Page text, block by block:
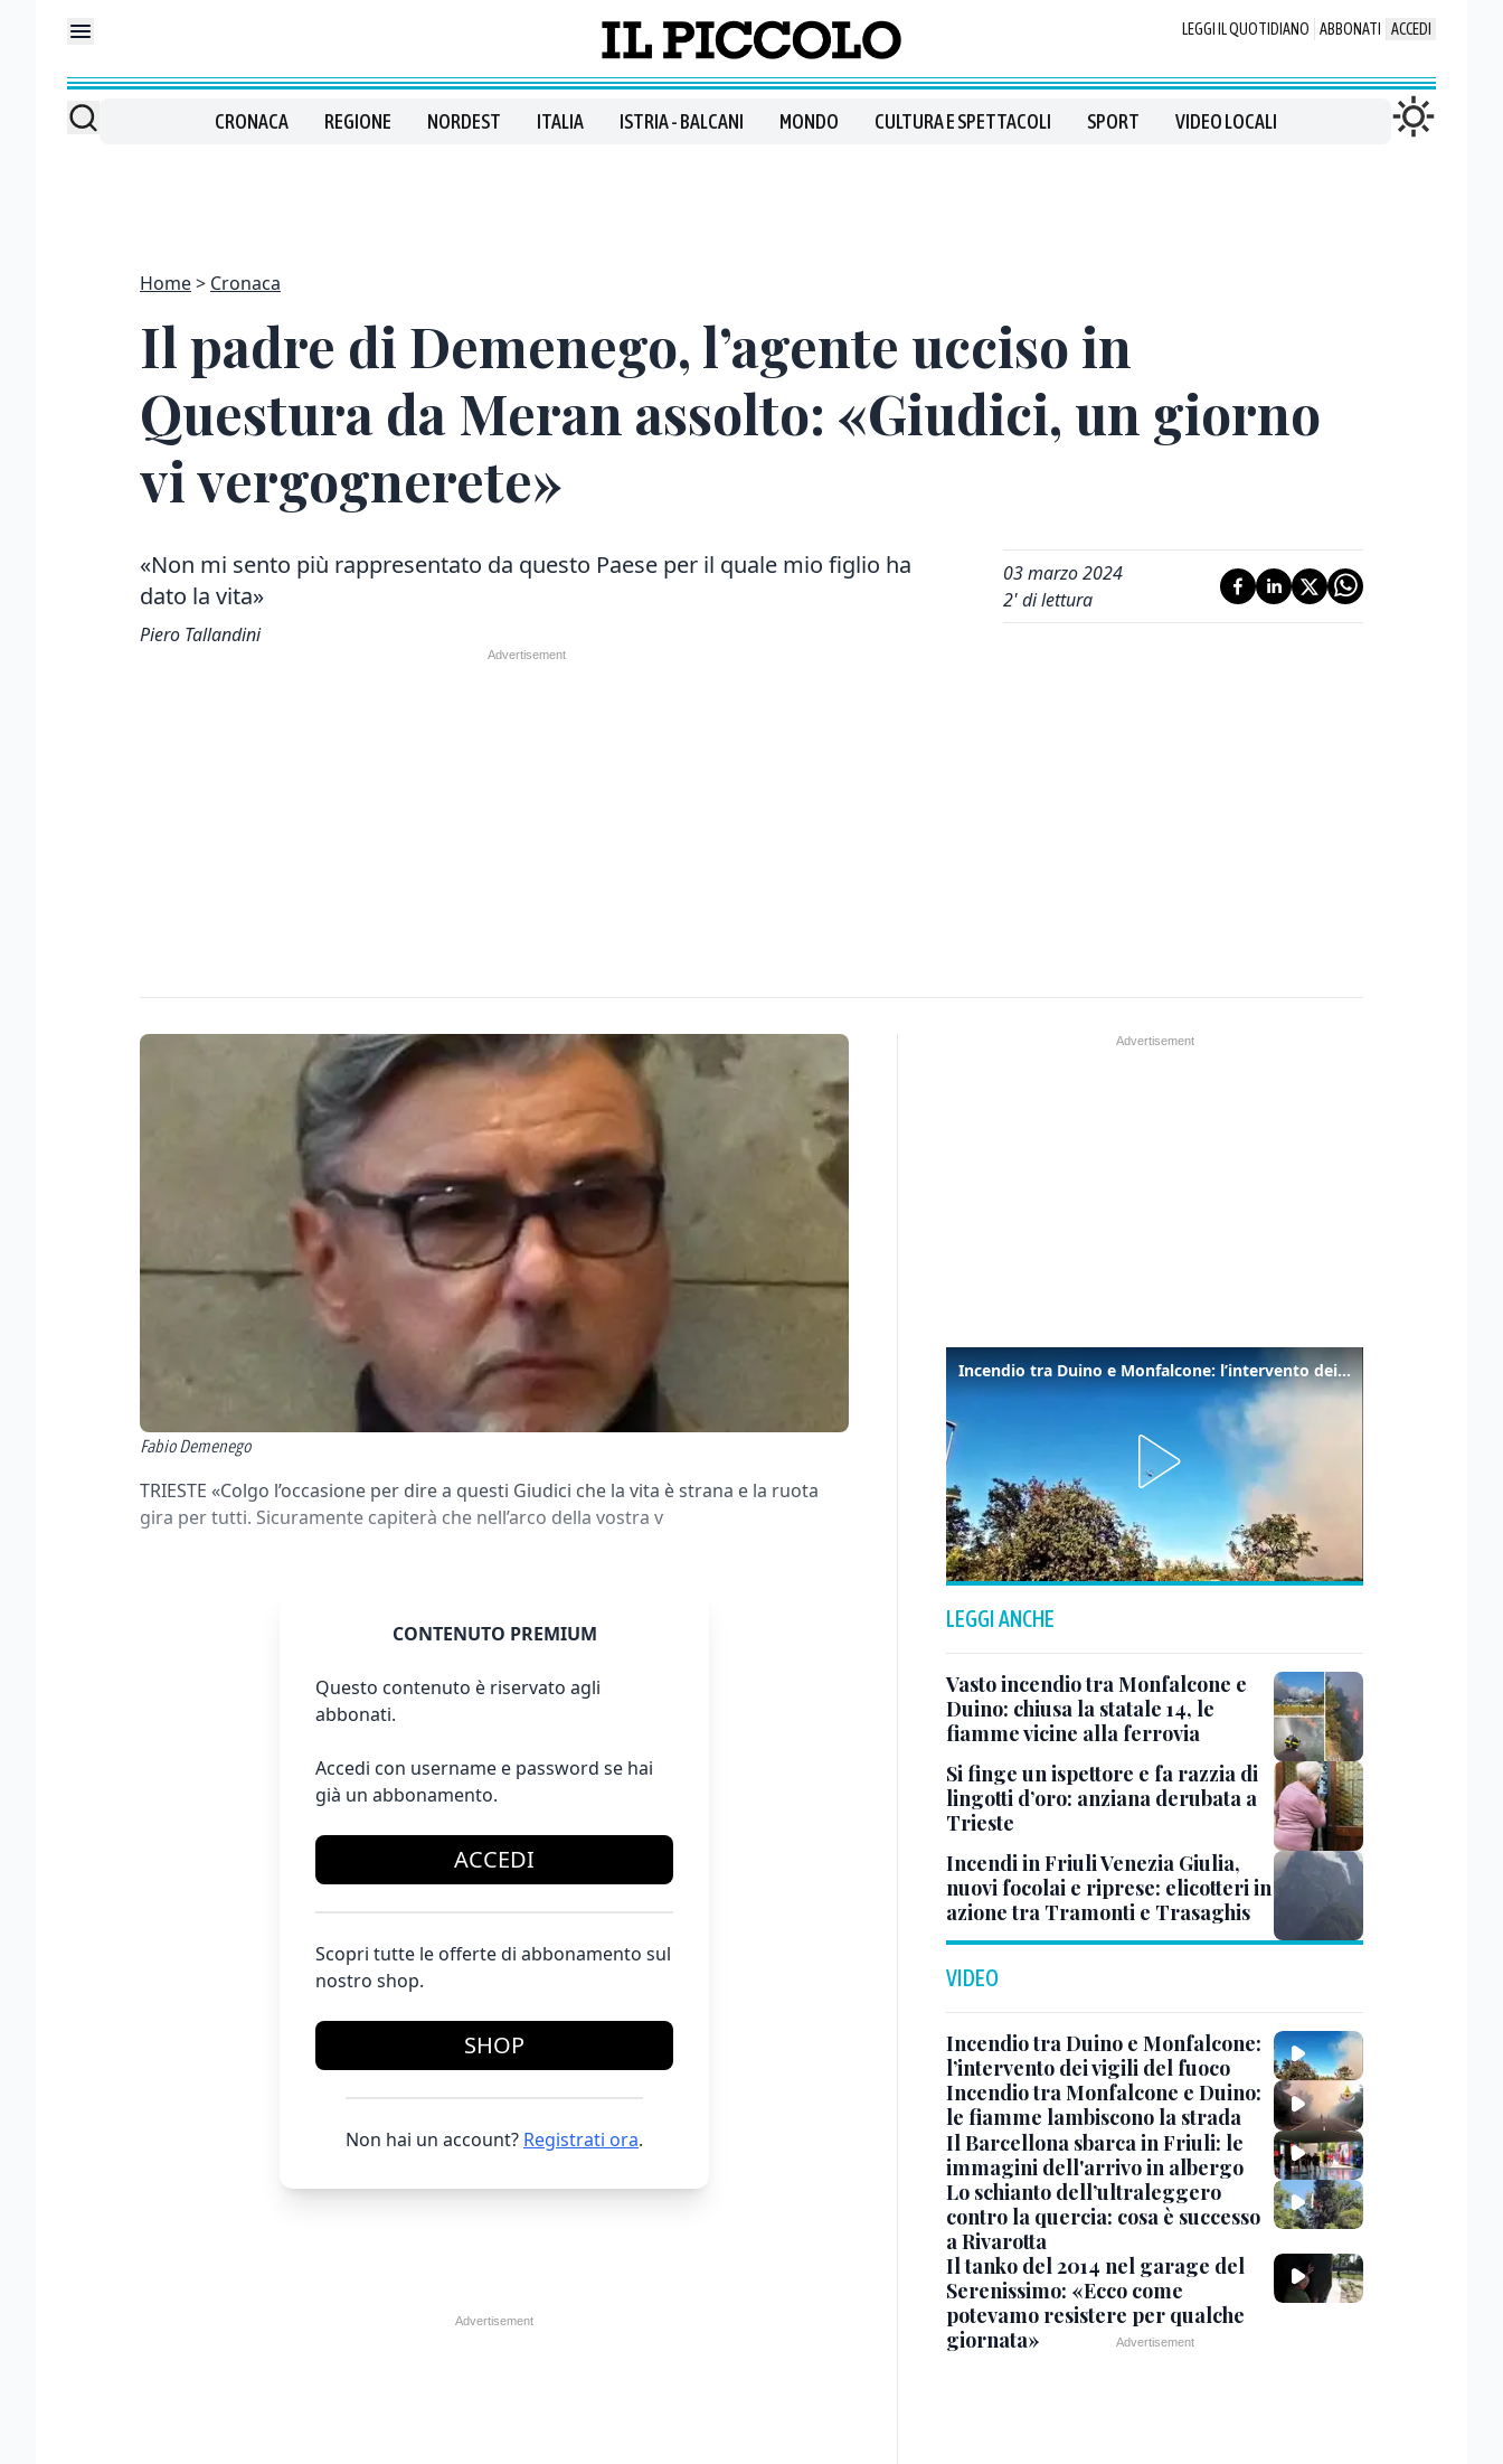
LEGGI IL QUOTIDIANO ABBONATI ACCEDI
CRONACA REGIONE NORDEST ITALIA ISTRIA - BALCANI MONDO CULTURA E SPETTACOLI SPORT VIDEO LOCALI
Home Cronaca
Il padre di Demenego, l’agente ucciso in
Questura da Meran assolto: «Giudici, un giorno
vi vergognerete»
«Non mi sento più rappresentato da questo Paese per il quale mio figlio ha
dato la vita»
Piero Tallandini
03 marzo 2024
2' di lettura
Fabio Demenego
TRIESTE «Colgo l’occasione per dire a questi Giudici che la vita è strana e la ruota
gira per tutti. Sicuramente capiterà che nell’arco della vostra v
CONTENUTO PREMIUM
Questo contenuto è riservato agli
abbonati.
Accedi con username e password se hai
già un abbonamento.
ACCEDI
Scopri tutte le offerte di abbonamento sul
nostro shop.
SHOP
Non hai un account? Registrati ora.
Incendio tra Duino e Monfalcone: l’intervento dei vigili del fuoco
LEGGI ANCHE
Vasto incendio tra Monfalcone e
Duino: chiusa la statale 14, le
fiamme vicine alla ferrovia
Si finge un ispettore e fa razzia di
lingotti d’oro: anziana derubata a
Trieste
Incendi in Friuli Venezia Giulia,
nuovi focolai e riprese: elicotteri in
azione tra Tramonti e Trasaghis
VIDEO
Incendio tra Duino e Monfalcone:
l’intervento dei vigili del fuoco
Incendio tra Monfalcone e Duino:
le fiamme lambiscono la strada
Il Barcellona sbarca in Friuli: le
immagini dell'arrivo in albergo
Lo schianto dell’ultraleggero
contro la quercia: cosa è successo
a Rivarotta
Il tanko del 2014 nel garage del
Serenissimo: «Ecco come
potevamo resistere per qualche
giornata»